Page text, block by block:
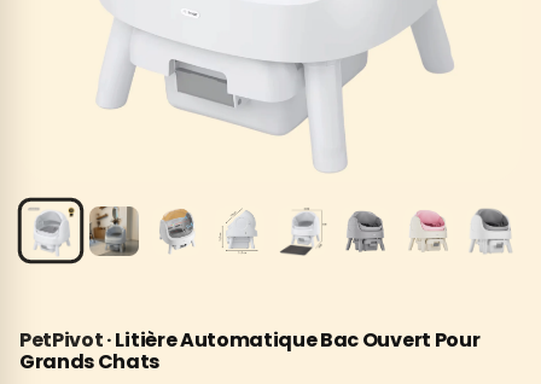
PetPivot· Litière Automatique Bac Ouvert Pour
Grands Chats